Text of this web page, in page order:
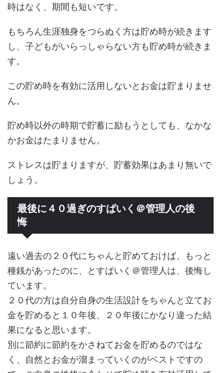
時はなく、期間も短いです。
もちろん生涯独身をつらぬく方は貯め時が続きます
し、子どもがいらっしゃらない方も貯め時が続きま
す。
この貯め時を有効に活用しないとお金は貯まりませ
ん。
貯め時以外の時期で貯蓄に励もうとしても、なかな
かお金はたまりません。
ストレスは貯まりますが、貯蓄効果はあまり無いで
しょう。
最後に４０過ぎのすぱいく＠管理人の後
悔
遠い過去の２０代にちゃんと貯めておけば、もっと
種銭があったのに、とすぱいく＠管理人は、後悔し
ています。
２０代の方は自分自身の生活設計をちゃんと立てお
金を貯めると１０年後、２０年後にかなり違った結
果になると思います。
別に節約に節約をかさねてお金を貯めるのではな
く、自然とお金が溜まっていくのがベストですの